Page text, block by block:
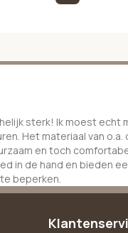
sterk! Ik moest echt
Het materiaal van o.a.
en toch
in de hand en bieden
beperken.